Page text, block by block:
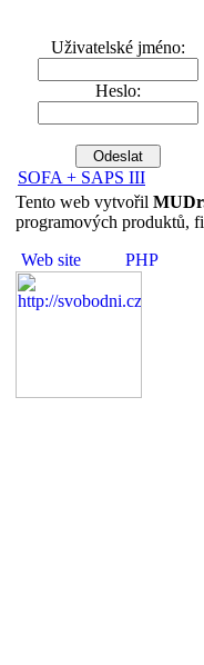
Uživatelské jméno:
Heslo:
SOFA + SAPS III
Tento web vytvořil
programových produktů,